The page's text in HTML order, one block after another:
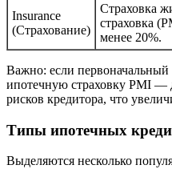
Insurance
(Страхование)
Страховка
страховка
менее 20%.
Важно: если первоначальный
ипотечную страховку PMI —
рисков кредитора, что
Типы ипотечных
Выделяются несколько